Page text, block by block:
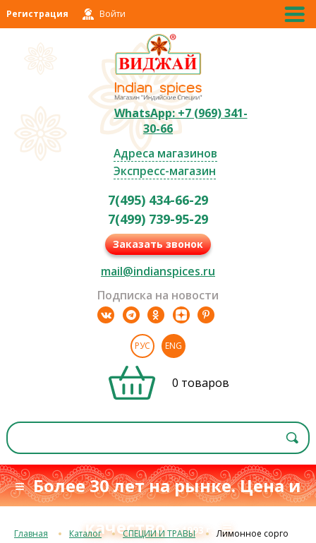
Регистрация Войти
WhatsApp: +7 (969) 341-
30-66
Адреса магазинов
Экспресс-магазин
7(495) 434-66-29
7(499) 739-95-29
Заказать звонок
mail@indianspices.ru
Подписка на новости
РУС ENG
0 товаров
≡ Более 30 лет на рынке. Цена и
качествос 1993 г. ≡
Главная Каталог СПЕЦИИ И ТРАВЫ Лимонное сорго